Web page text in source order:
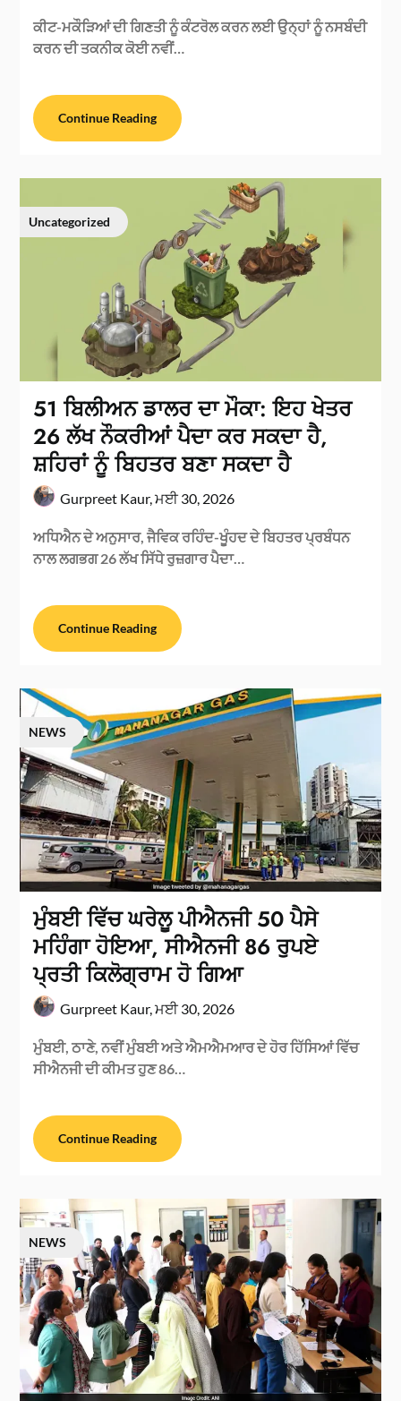
ਕੀਟ-ਮਕੌੜਿਆਂ ਦੀ ਗਿਣਤੀ ਨੂੰ ਕੰਟਰੋਲ ਕਰਨ ਲਈ ਉਨ੍ਹਾਂ ਨੂੰ ਨਸਬੰਦੀ
ਕਰਨ ਦੀ ਤਕਨੀਕ ਕੋਈ ਨਵੀਂ…
Continue Reading
Uncategorized
51 ਬਿਲੀਅਨ ਡਾਲਰ ਦਾ ਮੌਕਾ: ਇਹ ਖੇਤਰ
26 ਲੱਖ ਨੌਕਰੀਆਂ ਪੈਦਾ ਕਰ ਸਕਦਾ ਹੈ,
ਸ਼ਹਿਰਾਂ ਨੂੰ ਬਿਹਤਰ ਬਣਾ ਸਕਦਾ ਹੈ
Gurpreet Kaur,ਮਈ 30, 2026
ਅਧਿਐਨ ਦੇ ਅਨੁਸਾਰ, ਜੈਵਿਕ ਰਹਿੰਦ-ਖੂੰਹਦ ਦੇ ਬਿਹਤਰ ਪ੍ਰਬੰਧਨ
ਨਾਲ ਲਗਭਗ 26 ਲੱਖ ਸਿੱਧੇ ਰੁਜ਼ਗਾਰ ਪੈਦਾ…
Continue Reading
NEWS
ਮੁੰਬਈ ਵਿੱਚ ਘਰੇਲੂ ਪੀਐਨਜੀ 50 ਪੈਸੇ
ਮਹਿੰਗਾ ਹੋਇਆ, ਸੀਐਨਜੀ 86 ਰੁਪਏ
ਪ੍ਰਤੀ ਕਿਲੋਗ੍ਰਾਮ ਹੋ ਗਿਆ
Gurpreet Kaur,ਮਈ 30, 2026
ਮੁੰਬਈ, ਠਾਣੇ, ਨਵੀਂ ਮੁੰਬਈ ਅਤੇ ਐਮਐਮਆਰ ਦੇ ਹੋਰ ਹਿੱਸਿਆਂ ਵਿੱਚ
ਸੀਐਨਜੀ ਦੀ ਕੀਮਤ ਹੁਣ 86…
Continue Reading
NEWS